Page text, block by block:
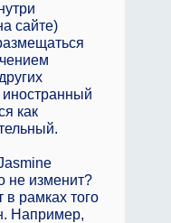
сайте)
как
не изменит?
в рамках того
Например,